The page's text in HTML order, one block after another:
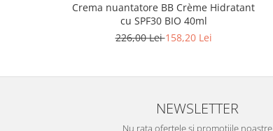
Crema nuantatore BB Crème Hidratant
cu SPF30 BIO 40ml
226,00 Lei158,20 Lei
NEWSLETTER
Nu rata ofertele si promotiile noastre